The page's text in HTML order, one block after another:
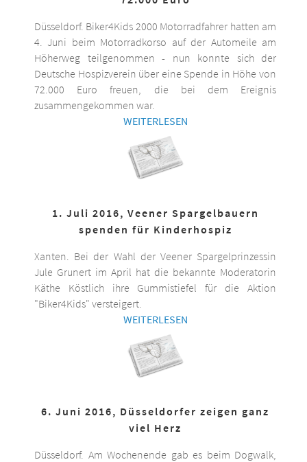
Düsseldorf. Biker4Kids 2000 Motorradfahrer hatten am
4. Juni beim Motorradkorso auf der Automeile am
Höherweg teilgenommen - nun konnte sich der
Deutsche Hospizverein über eine Spende in Höhe von
72.000 Euro freuen, die bei dem Ereignis
zusammengekommen war.
WEITERLESEN
1. Juli 2016, Veener Spargelbauern
spenden für Kinderhospiz
Xanten. Bei der Wahl der Veener Spargelprinzessin
Jule Grunert im April hat die bekannte Moderatorin
Käthe Köstlich ihre Gummistiefel für die Aktion
"Biker4Kids" versteigert.
WEITERLESEN
6. Juni 2016, Düsseldorfer zeigen ganz
viel Herz
Düsseldorf. Am Wochenende gab es beim Dogwalk,